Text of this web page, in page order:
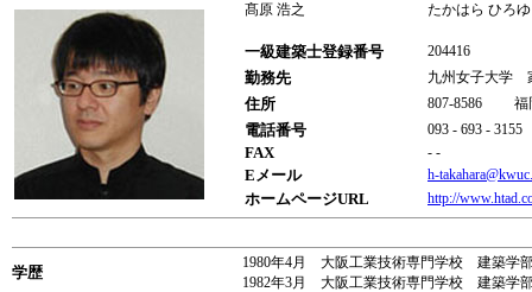
髙原 浩之 たかはら ひろ
一級建築士登録番号 204416
勤務先 九州女子
住所 807-8586 福岡
電話番号 093 - 693 - 3155
FAX - -
Eメール h-
ホームページURL http://
学歴
1980年4月 大阪工業技術専門学校 建築
1982年3月 大阪工業技術専門学校 建築